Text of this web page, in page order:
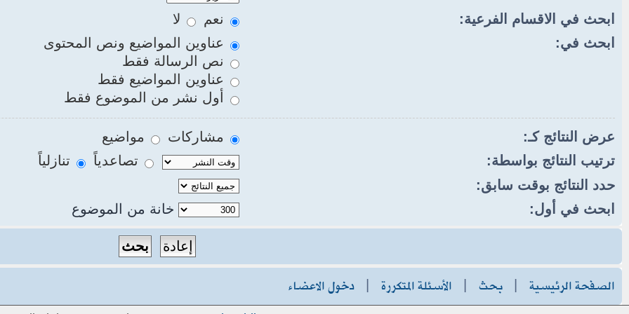
ابحث في الاقسام الفرعية: نعم
لا
ابحث في:
عناوين المواضيع ونص المحتوى
نص الرسالة فقط
عناوين المواضيع فقط
أول نشر من الموضوع فقط
عرض النتائج كـ: مشاركات
مواضيع
ترتيب النتائج بواسطة:
تصاعدياً
تنازلياً
حدد النتائج بوقت سابق:
ابحث في أول:
خانة من الموضوع
الصفحة الرئيسية | بحث | الأسئلة المتكررة | دخول الاعضاء